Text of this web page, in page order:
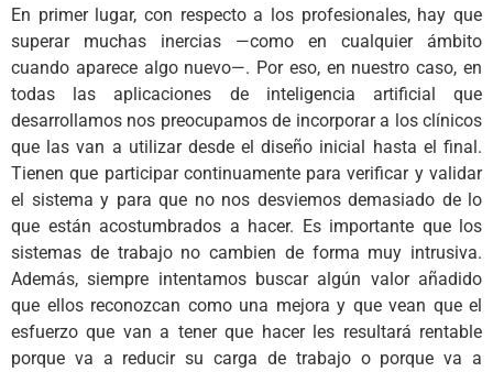
En primer lugar, con respecto a los profesionales, hay que
superar muchas inercias —como en cualquier ámbito
cuando aparece algo nuevo—. Por eso, en nuestro caso, en
todas las aplicaciones de inteligencia artificial que
desarrollamos nos preocupamos de incorporar a los clínicos
que las van a utilizar desde el diseño inicial hasta el final.
Tienen que participar continuamente para verificar y validar
el sistema y para que no nos desviemos demasiado de lo
que están acostumbrados a hacer. Es importante que los
sistemas de trabajo no cambien de forma muy intrusiva.
Además, siempre intentamos buscar algún valor añadido
que ellos reconozcan como una mejora y que vean que el
esfuerzo que van a tener que hacer les resultará rentable
porque va a reducir su carga de trabajo o porque va a